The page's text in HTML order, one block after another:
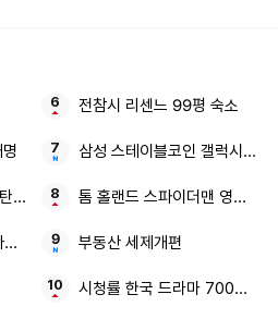
발견
파트 재건축
전참시 리센느 99평 숙소
삼성 스테이블코인 갤럭시 Z
톰 홀랜드 스파이더맨 영화 역
부동산 세제개편
시청률 한국 드라마 700만 뷰